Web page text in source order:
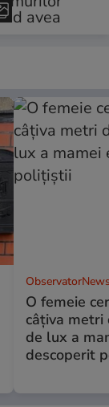
O femeie
câţiva metri
de lux a
descoperit